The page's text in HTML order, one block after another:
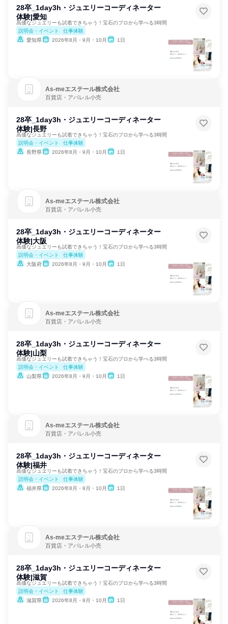
28卒_1day3h・ジュエリーコーディネーター
体験|愛知
高価なジュエリーも試着できちゃう！宝石のプロから学べる3時間
説明会・イベント
仕事体験
愛知県
2026年8月・9月・10月 1日
As‐meエステール株式会社
百貨店・アパレル小売
28卒_1day3h・ジュエリーコーディネーター
体験|長野
高価なジュエリーも試着できちゃう！宝石のプロから学べる3時間
説明会・イベント
仕事体験
長野県
2026年8月・9月・10月 1日
As‐meエステール株式会社
百貨店・アパレル小売
28卒_1day3h・ジュエリーコーディネーター
体験|大阪
高価なジュエリーも試着できちゃう！宝石のプロから学べる3時間
説明会・イベント
仕事体験
大阪府
2026年8月・9月・10月 1日
As‐meエステール株式会社
百貨店・アパレル小売
28卒_1day3h・ジュエリーコーディネーター
体験|山梨
高価なジュエリーも試着できちゃう！宝石のプロから学べる3時間
説明会・イベント
仕事体験
山梨県
2026年8月・9月・10月 1日
As‐meエステール株式会社
百貨店・アパレル小売
28卒_1day3h・ジュエリーコーディネーター
体験|福井
高価なジュエリーも試着できちゃう！宝石のプロから学べる3時間
説明会・イベント
仕事体験
福井県
2026年8月・9月・10月 1日
As‐meエステール株式会社
百貨店・アパレル小売
28卒_1day3h・ジュエリーコーディネーター
体験|滋賀
高価なジュエリーも試着できちゃう！宝石のプロから学べる3時間
説明会・イベント
仕事体験
滋賀県
2026年8月・9月・10月 1日